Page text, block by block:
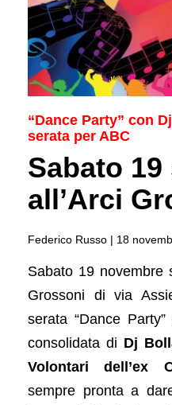
“Dance Party” con
serata per ABC
Sabato
all’Arci
Federico Russo | 18
Sabato 19 novembre
Grossoni di via
serata “Dance
consolidata di Dj
Volontari dell’ex
sempre pronta a